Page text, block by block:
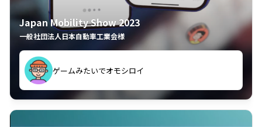
Japan Mobility Show 2023
一般社団法人日本自動車工業会様
ゲームみたいでオモシロイ
久々のモーターショーがアプリでもっと楽しめました